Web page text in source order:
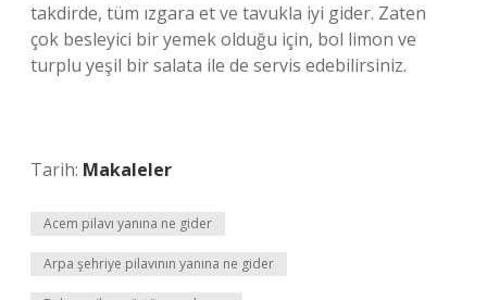
takdirde, tüm ızgara et ve tavukla iyi gider. Zaten
çok besleyici bir yemek olduğu için, bol limon ve
turplu yeşil bir salata ile de servis edebilirsiniz.
Tarih: Makaleler
Acem pilavı yanına ne gider
Arpa şehriye pilavının yanına ne gider